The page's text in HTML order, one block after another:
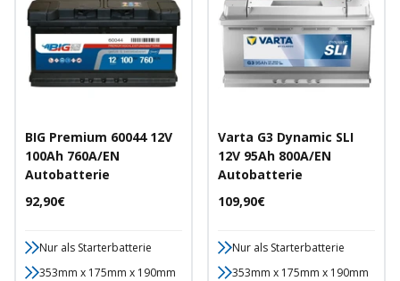
BIG Premium 60044 12V
100Ah 760A/EN
Autobatterie
Angebotspreis
92,90€
Nur als Starterbatterie
353mm x 175mm x 190mm
Varta G3 Dynamic SLI
12V 95Ah 800A/EN
Autobatterie
Angebotspreis
109,90€
Nur als Starterbatterie
353mm x 175mm x 190mm